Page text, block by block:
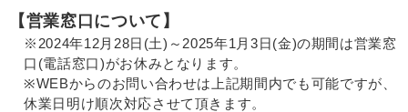
【営業窓口について】
※2024年12月28日(土)～2025年1月3日(金)の期間は営業窓
口(電話窓口)がお休みとなります。
※WEBからのお問い合わせは上記期間内でも可能ですが、
休業日明け順次対応させて頂きます。